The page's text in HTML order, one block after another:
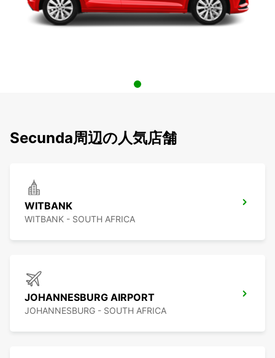
Secunda周辺の人気店舗
WITBANK
WITBANK - SOUTH AFRICA
JOHANNESBURG AIRPORT
JOHANNESBURG - SOUTH AFRICA